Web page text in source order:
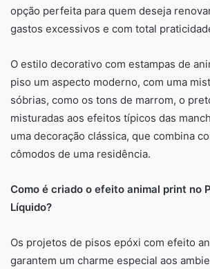
opção perfeita para quem deseja
gastos excessivos e com total
O estilo decorativo com estampas de
piso um aspecto moderno, com uma
sóbrias, como os tons de marrom, o
misturadas aos efeitos típicos das
uma decoração clássica, que combina
cômodos de uma residência.
Como é criado o efeito animal print no
Líquido?
Os projetos de pisos epóxi com efeito
garantem um charme especial aos